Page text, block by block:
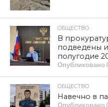
ОБЩЕСТВО
В
подведены
полугодие
Опубликовано
ОБЩЕСТВО
Навечно в
Опубликовано